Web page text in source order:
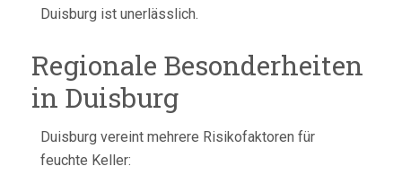
Duisburg ist unerlässlich.
Regionale Besonderheiten
in Duisburg
Duisburg vereint mehrere Risikofaktoren für
feuchte Keller: